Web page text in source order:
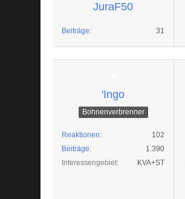
JuraF50
Beiträge 31
'Ingo
Bohnenverbrenner
Reaktionen
102
Beiträge
1.390
Interessengebiet
KVA+ST